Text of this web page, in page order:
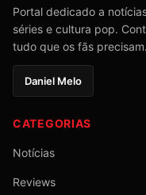
Portal dedicado a
séries e cultura pop.
tudo que os fãs precisam.
Daniel Melo
CATEGORIAS
Notícias
Reviews